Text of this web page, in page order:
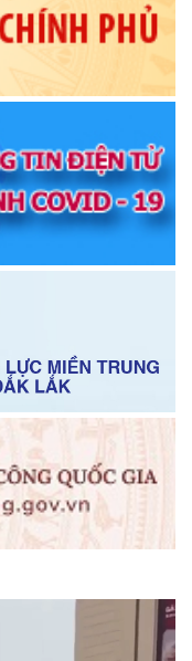
định tuyển dụng
nghiệp công lập
thức những
và đại biểu Hội
2031
tâm phục vụ hành
hư hỏng, hết khấu
bán chỉ định
dụng đất đối với
và bà